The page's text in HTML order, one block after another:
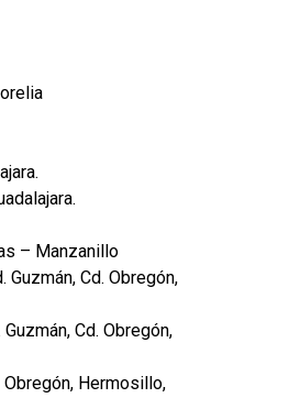
– Manzanillo
Guzmán, Cd. Obregón,
Cd. Obregón,
Obregón, Hermosillo,